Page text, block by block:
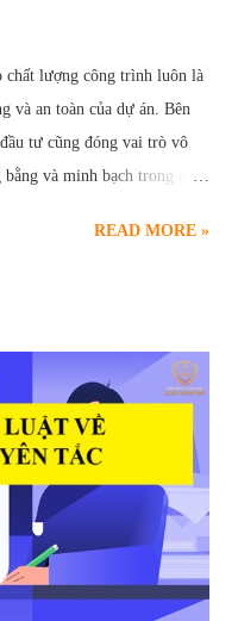
lượng công trình luôn là
và an toàn của dự án. Bên
tư cũng đóng vai trò vô
và minh bạch trong quá
định rõ ràng trong các hợp
hành công trình xây dựng.
nhà thầu Mục Đích Giữ Lại
công trình, về bản chất, là
này đóng vai trò như một
READ MORE »